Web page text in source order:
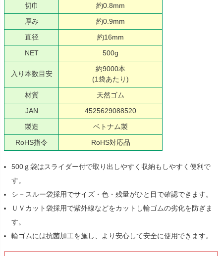
切巾
約0.8mm
厚み
約0.9mm
直径
約16mm
NET
500g
入り本数目安
約9000本
(1袋あたり)
材質
天然ゴム
JAN
4525629088520
製造
ベトナム製
RoHS指令
RoHS対応品
500ｇ袋はスライダー付で取り出しやすく収納もしやすく便利で
す。
シ－スルー袋採用でサイズ・色・残量がひと目で確認できます。
ＵＶカット袋採用で紫外線などをカットし輪ゴムの劣化を防ぎま
す。
輪ゴムには抗菌加工を施し、より安心して安全に使用できます。